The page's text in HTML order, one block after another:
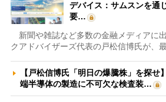
デバイス：サムスンを通
要…
新聞や雑誌など多数の金融メディアに
クアドバイザーズ代表の戸松信博氏が、
【戸松信博氏「明日の爆騰株」を探せ
端半導体の製造に不可欠な検査装…